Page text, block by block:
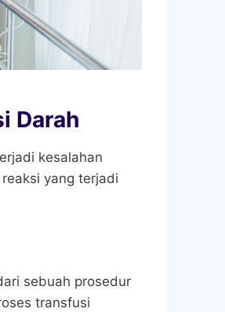
Darah
kesalahan
yang terjadi
sebuah prosedur
transfusi